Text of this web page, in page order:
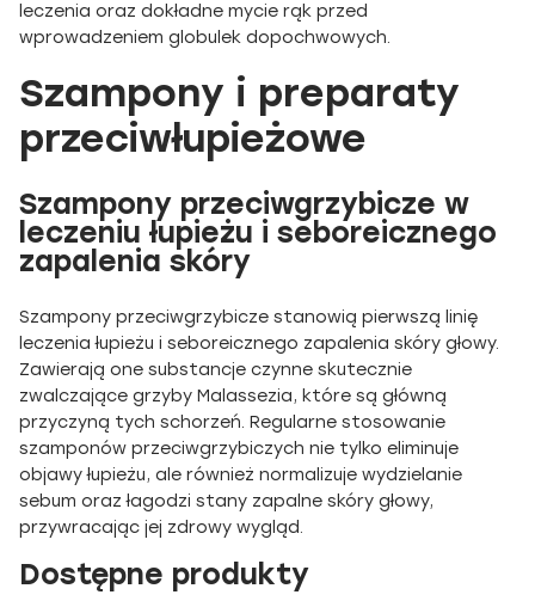
leczenia oraz dokładne mycie rąk przed
wprowadzeniem globulek dopochwowych.
Szampony i preparaty
przeciwłupieżowe
Szampony przeciwgrzybicze w
leczeniu łupieżu i seboreicznego
zapalenia skóry
Szampony przeciwgrzybicze stanowią pierwszą linię
leczenia łupieżu i seboreicznego zapalenia skóry głowy.
Zawierają one substancje czynne skutecznie
zwalczające grzyby Malassezia, które są główną
przyczyną tych schorzeń. Regularne stosowanie
szamponów przeciwgrzybiczych nie tylko eliminuje
objawy łupieżu, ale również normalizuje wydzielanie
sebum oraz łagodzi stany zapalne skóry głowy,
przywracając jej zdrowy wygląd.
Dostępne produkty